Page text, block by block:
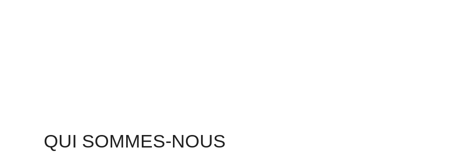
QUI SOMMES-NOUS